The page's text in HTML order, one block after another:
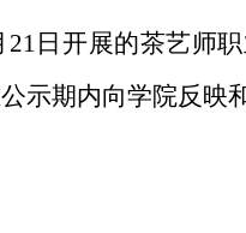
21日开展的茶艺师
公示期内向学院反映